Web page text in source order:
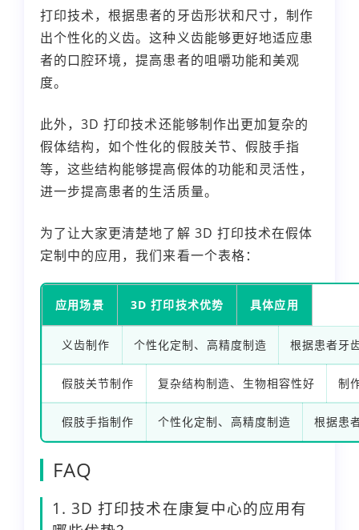
打印技术，根据患者的牙齿形状和尺寸，制作
出个性化的义齿。这种义齿能够更好地适应患
者的口腔环境，提高患者的咀嚼功能和美观
度。
此外，3D 打印技术还能够制作出更加复杂的
假体结构，如个性化的假肢关节、假肢手指
等，这些结构能够提高假体的功能和灵活性，
进一步提高患者的生活质量。
为了让大家更清楚地了解 3D 打印技术在假体
定制中的应用，我们来看一个表格：
应用场景 3D 打印技术优势 具体应用
义齿制作 个性化定制、高精度制造 根据患者牙
假肢关节制作 复杂结构制造、生物相容性好 制
假肢手指制作 个性化定制、高精度制造 根据患
FAQ
1. 3D 打印技术在康复中心的应用有